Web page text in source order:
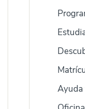
Ayuda